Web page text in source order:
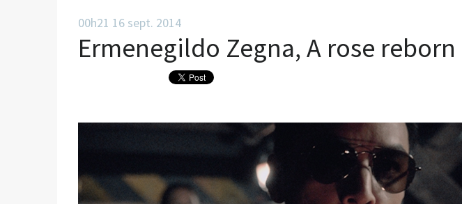
00h21 16 sept. 2014
Ermenegildo Zegna, A rose reborn